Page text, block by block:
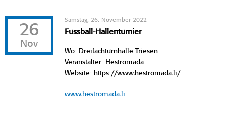
26
Nov
Samstag, 26. November 2022
Fussball-Hallenturnier
Wo: Dreifachturnhalle Triesen
Veranstalter: Hestromada
Website: https://www.hestromada.li/
www.hestromada.li